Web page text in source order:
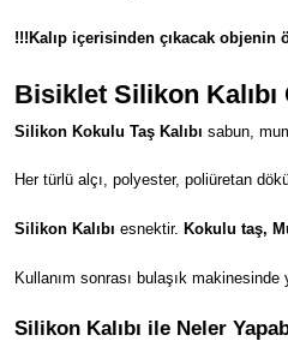
!!!Kalıp içerisinden çıkacak objenin
Bisiklet Silikon
Silikon Kokulu Taş Kalıbı sabun,
Her türlü alçı, polyester, poliüretan
Silikon Kalıbı esnektir. Kokulu taş,
Kullanım sonrası bulaşık makinesinde
Silikon Kalıbı ile Neler